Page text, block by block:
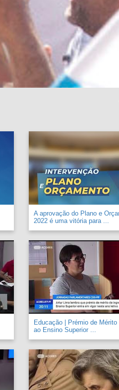
A aprovação do Plano e
2022 é uma vitória para ...
Educação | Prémio de Mérito
ao Ensino Superior ...